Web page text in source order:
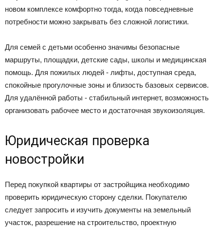
новом комплексе комфортно тогда, когда повседневные
потребности можно закрывать без сложной логистики.
Для семей с детьми особенно значимы безопасные
маршруты, площадки, детские сады, школы и медицинская
помощь. Для пожилых людей - лифты, доступная среда,
спокойные прогулочные зоны и близость базовых сервисов.
Для удалённой работы - стабильный интернет, возможность
организовать рабочее место и достаточная звукоизоляция.
Юридическая проверка
новостройки
Перед покупкой квартиры от застройщика необходимо
проверить юридическую сторону сделки. Покупателю
следует запросить и изучить документы на земельный
участок, разрешение на строительство, проектную